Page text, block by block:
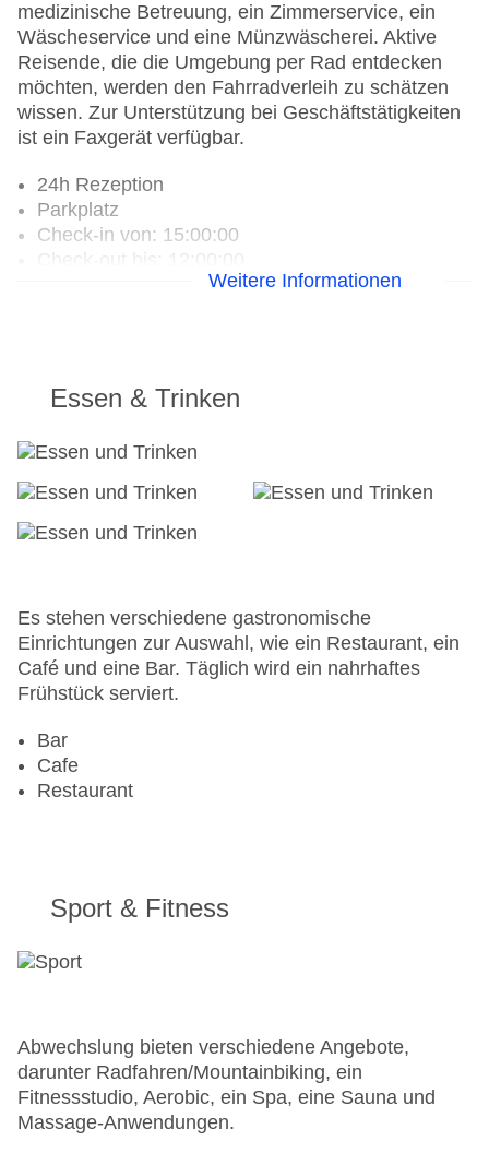
medizinische Betreuung, ein Zimmerservice, ein
Wäscheservice und eine Münzwäscherei. Aktive
Reisende, die die Umgebung per Rad entdecken
möchten, werden den Fahrradverleih zu schätzen
wissen. Zur Unterstützung bei Geschäftstätigkeiten
ist ein Faxgerät verfügbar.
24h Rezeption
Parkplatz
Check-in von: 15:00:00
WLAN/WiFi im Hotel
Lift
Haustiere
Zimmerservice
Zahlungsarten: American Express, Diners Club,
Weitere Informationen
Essen & Trinken
Es stehen verschiedene gastronomische
Einrichtungen zur Auswahl, wie ein Restaurant, ein
Café und eine Bar. Täglich wird ein nahrhaftes
Frühstück serviert.
Bar
Cafe
Restaurant
Sport & Fitness
Abwechslung bieten verschiedene Angebote,
darunter Radfahren/Mountainbiking, ein
Fitnessstudio, Aerobic, ein Spa, eine Sauna und
Massage-Anwendungen.